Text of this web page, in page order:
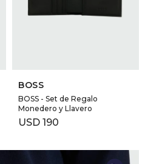
BOSS
BOSS - Set de Regalo
Monedero y Llavero
USD 190